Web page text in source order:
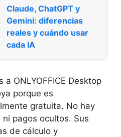
Claude, ChatGPT y
Gemini: diferencias
reales y cuándo usar
cada IA
ONLYOFFICE Desktop
porque es
gratuita. No hay
pagos ocultos. Sus
de cálculo y